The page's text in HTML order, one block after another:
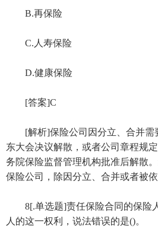
B.再保险
C.人寿保险
D.健康保险
[答案]C
[解析]保险公司因分立、合并需
东大会决议解散，或者公司章程规
务院保险监督管理机构批准后解散
保险公司，除因分立、合并或者被
8[.单选题]责任保险合同的保险
人的这一权利，说法错误的是()。